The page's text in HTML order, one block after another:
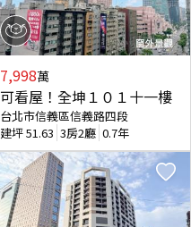
7,998萬
可看屋！全坤１０１十一樓
台北市信義區信義路四段
建坪51.63 3房2廳 0.7年